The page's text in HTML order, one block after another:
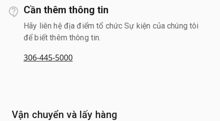
Cần thêm thông tin
Hãy liên hệ địa điểm tổ chức Sự kiện của chúng tôi
để biết thêm thông tin.
306-445-5000
Vận chuyển và lấy hàng